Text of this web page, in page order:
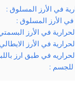
في الأرز المسلوق :
في الأرز المسلوق :
في الأرز
في الأرز
في طبق ارز
للجسم :